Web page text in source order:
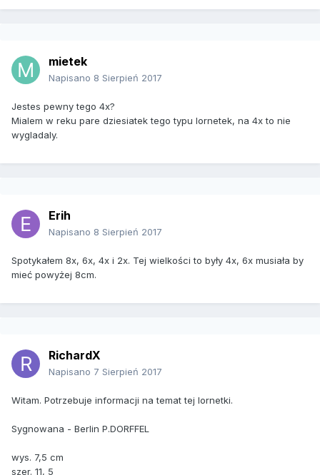
mietek
Napisano 8 Sierpień 2017
Jestes pewny tego 4x?
Mialem w reku pare dziesiatek tego typu lornetek, na 4x to nie
wygladaly.
Erih
Napisano 8 Sierpień 2017
Spotykałem 8x, 6x, 4x i 2x. Tej wielkości to były 4x, 6x musiała by
mieć powyżej 8cm.
RichardX
Napisano 7 Sierpień 2017
Witam. Potrzebuje informacji na temat tej lornetki.
Sygnowana - Berlin P.DORFFEL
wys. 7,5 cm
szer. 11, 5